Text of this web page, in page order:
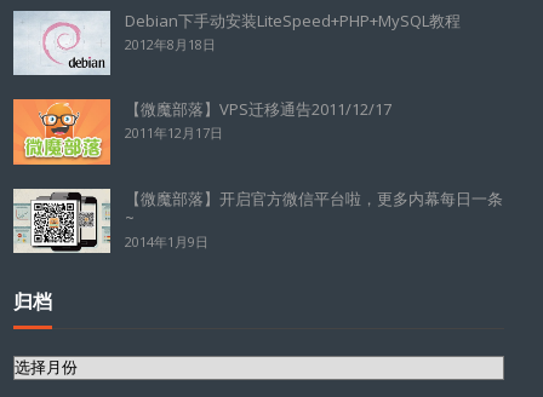
Debian下手动安装LiteSpeed+PHP+MySQL教程
2012年8月18日
【微魔部落】VPS迁移通告2011/12/17
2011年12月17日
【微魔部落】开启官方微信平台啦，更多内幕每日一条
~
2014年1月9日
归档
归